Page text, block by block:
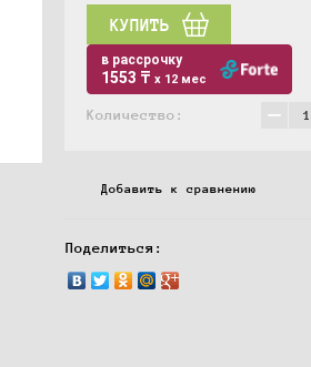
КУПИТЬ
в рассрочку
1553 ₸ x 12 мес
Количество: −
Добавить к сравнению
Поделиться: